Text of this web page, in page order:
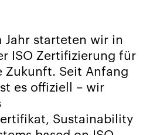
Jahr starteten wir in
ISO Zertifizierung für
Zukunft. Seit Anfang
es offiziell – wir
Sustainability